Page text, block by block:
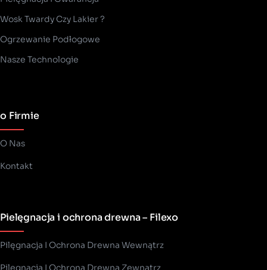
Wosk Twardy Czy Lakier ?
­Ogrzewanie Podłogowe
Nasze Technologie
o Firmie
O Nas
Kontakt
Pielęgnacja i ochrona drewna – Filexo
Pilęgnacja I Ochrona Drewna Wewnątrz
Pilęgnacja I Ochrona Drewna Zewnątrz